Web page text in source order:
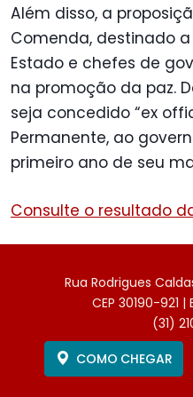
Além disso, a
Comenda, destinado
Estado e chefes de
na promoção da paz.
seja concedido “ex
Permanente, ao
primeiro ano de seu
Consulte o resultado
Rua Rodrigues
CEP 30190-921
(31)
COMO CHEGAR